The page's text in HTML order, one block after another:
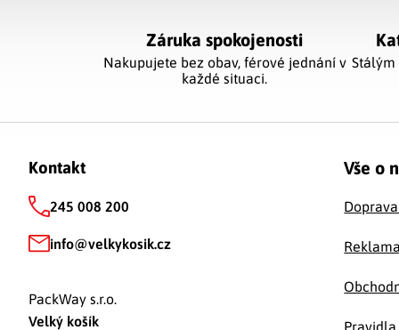
Záruka spokojenosti
Nakupujete bez obav, férové jednání v
každé situaci.
Kontakt
info@velkykosik.cz
245 008 200
PackWay s.r.o.
Velký košík
Vše o